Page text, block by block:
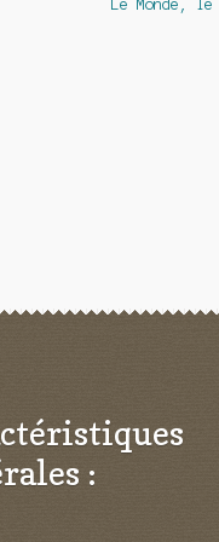
Article
Le Monde,
: